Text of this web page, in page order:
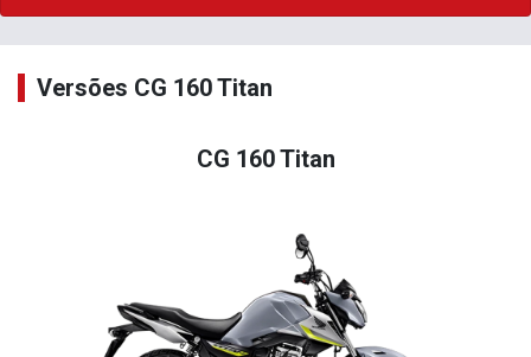
Versões CG 160 Titan
CG 160 Titan